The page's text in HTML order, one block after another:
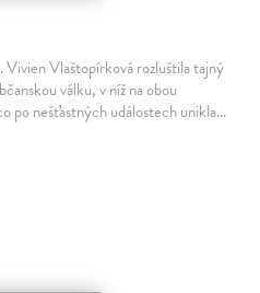
Vivien Vlaštopírková rozluštila tajný
válku, v níž na obou
po nešťastných událostech unikla…